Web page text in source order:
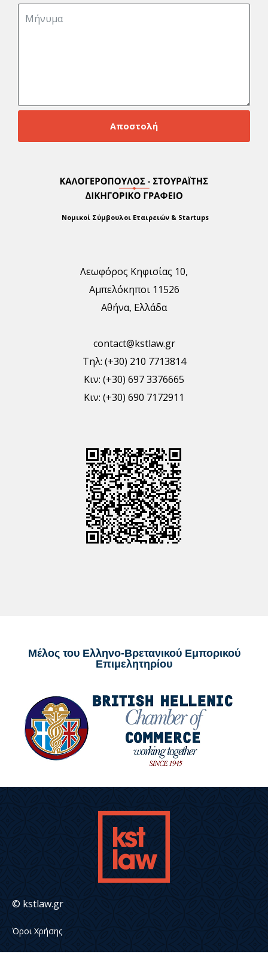
Νομικοί Σύμβουλοι Εταιρειών & Startups
Λεωφόρος Κηφισίας 10,
Αμπελόκηποι 11526
Αθήνα, Ελλάδα
contact@kstlaw.gr
Τηλ: (+30) 210 7713814
Κιν: (+30) 697 3376665
Κιν: (+30) 690 7172911
Αποστολή
Μέλος του Ελληνο-Βρετανικού Εμπορικού
Επιμελητηρίου
© kstlaw.gr
Όροι Χρήσης